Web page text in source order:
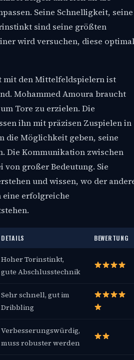
Seine Schnelligkeit, seine
sind seine größten
wird versuchen, diese optimal
mit den Mittelfeldspielern ist
Mohammed Amoura braucht
Tore zu erzielen. Die
ihn mit präzisen Zuspielen in
die Möglichkeit geben, seine
Die Kommunikation zwischen
von großer Bedeutung. Sie
und wissen, wo der
eine erfolgreiche
DETAILS BEWERTUNG
Hoher Torinstinkt,
gute Abschlusstechnik
Sehr schnell, gut im
Dribbling
Verbesserungswürdig,
muss robuster werden